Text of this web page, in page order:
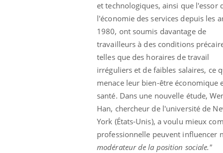
et technologiques, ainsi que l'essor
l'économie des services depuis les
1980, ont soumis davantage de
travailleurs à des conditions
telles que des horaires de travail
irréguliers et de faibles salaires, ce
menace leur bien-être économique
santé. Dans une nouvelle étude,
Han, chercheur de l'université de
York (États-Unis), a voulu mieux
professionnelle peuvent influencer
modérateur de la position sociale."